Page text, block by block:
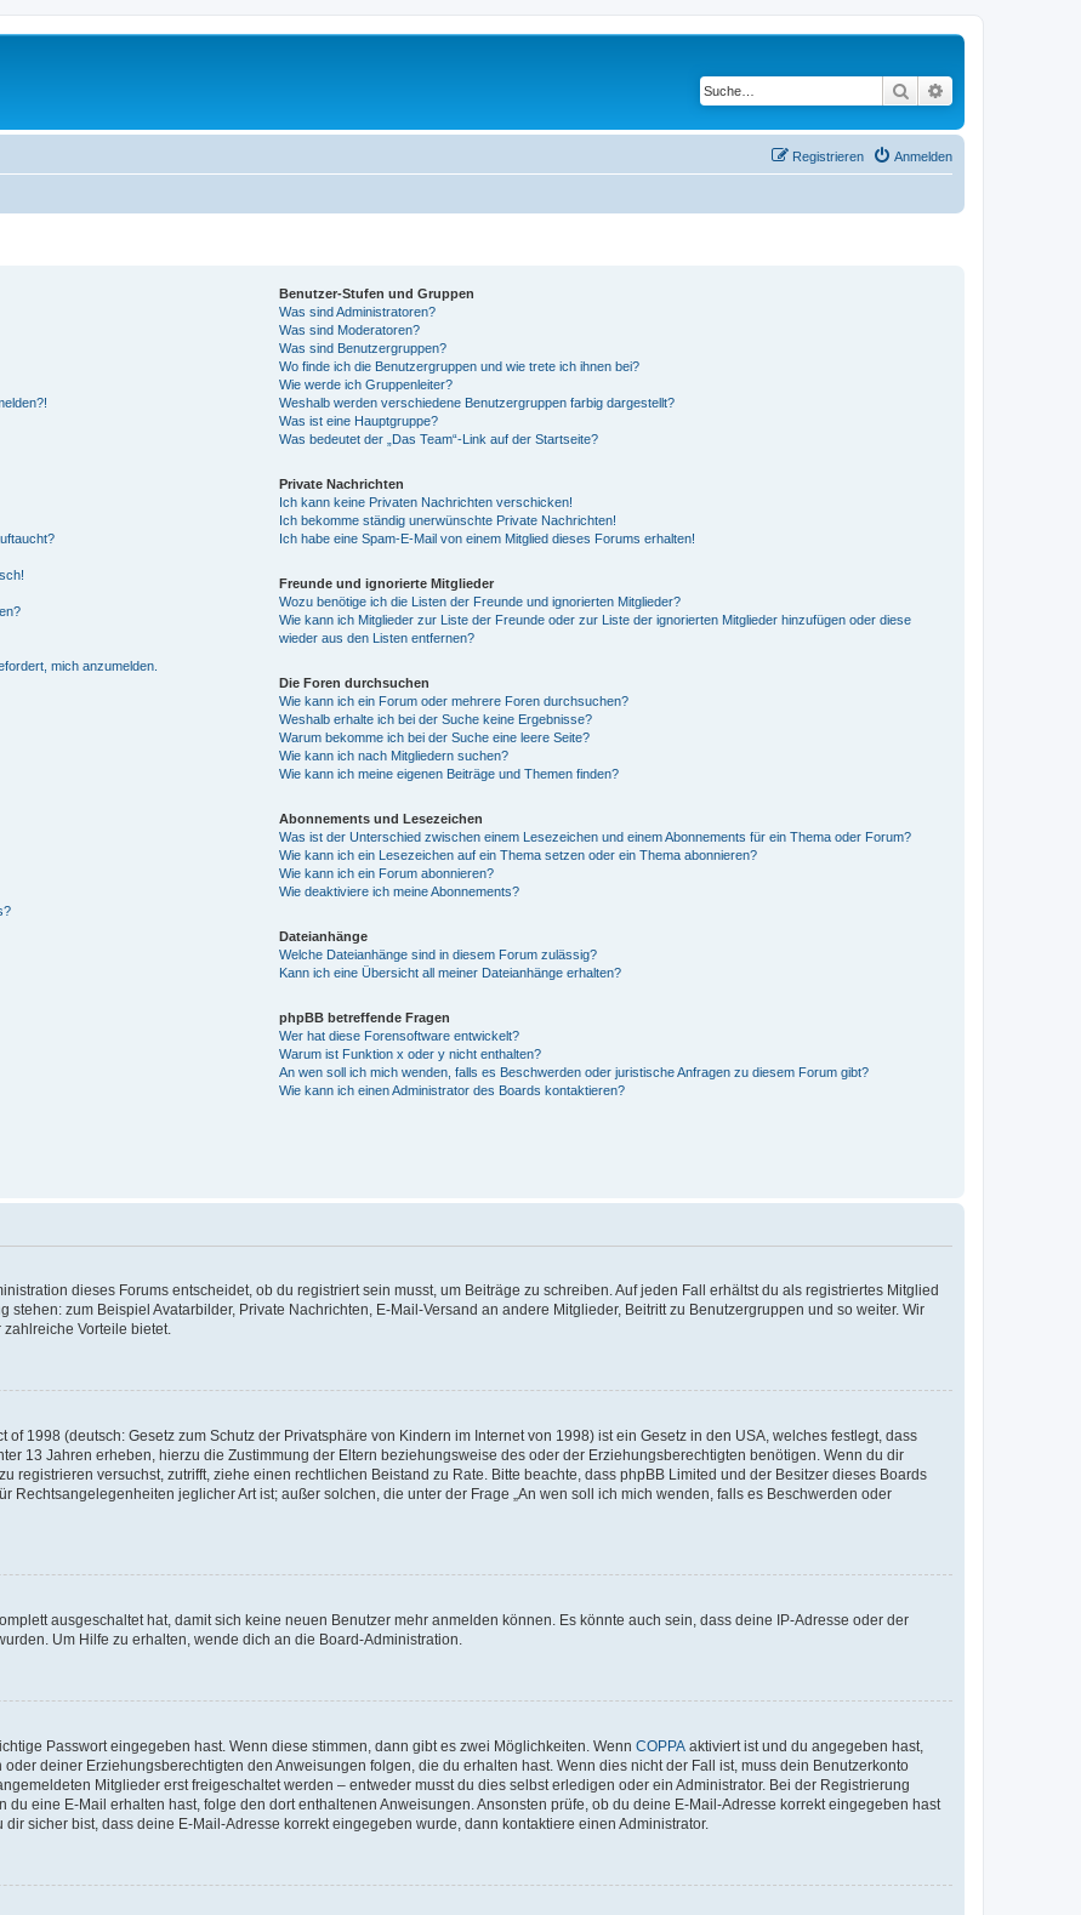
Suche
Anmelden
Registrieren
mich anzumelden.
Benutzer-Stufen und Gruppen
Was sind Administratoren?
Was sind Moderatoren?
Was sind Benutzergruppen?
Wo finde ich die Benutzergruppen und wie trete ich ihnen bei?
Wie werde ich Gruppenleiter?
Weshalb werden verschiedene Benutzergruppen farbig dargestellt?
Was ist eine Hauptgruppe?
Was bedeutet der „Das Team“-Link auf der Startseite?
Private Nachrichten
Ich kann keine Privaten Nachrichten verschicken!
Ich bekomme ständig unerwünschte Private Nachrichten!
Ich habe eine Spam-E-Mail von einem Mitglied dieses Forums erhalten!
Freunde und ignorierte Mitglieder
Wozu benötige ich die Listen der Freunde und ignorierten Mitglieder?
Wie kann ich Mitglieder zur Liste der Freunde oder zur Liste der ignorierten Mitglieder hinzufügen oder diese
wieder aus den Listen entfernen?
Die Foren durchsuchen
Wie kann ich ein Forum oder mehrere Foren durchsuchen?
Weshalb erhalte ich bei der Suche keine Ergebnisse?
Warum bekomme ich bei der Suche eine leere Seite?
Wie kann ich nach Mitgliedern suchen?
Wie kann ich meine eigenen Beiträge und Themen finden?
Abonnements und Lesezeichen
Was ist der Unterschied zwischen einem Lesezeichen und einem Abonnements für ein Thema oder Forum?
Wie kann ich ein Lesezeichen auf ein Thema setzen oder ein Thema abonnieren?
Wie kann ich ein Forum abonnieren?
Wie deaktiviere ich meine Abonnements?
Dateianhänge
Welche Dateianhänge sind in diesem Forum zulässig?
Kann ich eine Übersicht all meiner Dateianhänge erhalten?
phpBB betreffende Fragen
Wer hat diese Forensoftware entwickelt?
Warum ist Funktion x oder y nicht enthalten?
An wen soll ich mich wenden, falls es Beschwerden oder juristische Anfragen zu diesem Forum gibt?
Wie kann ich einen Administrator des Boards kontaktieren?
dieses Forums entscheidet, ob du registriert sein musst, um Beiträge zu schreiben. Auf jeden Fall erhältst du als registriertes Mitglied
stehen: zum Beispiel Avatarbilder, Private Nachrichten, E-Mail-Versand an andere Mitglieder, Beitritt zu Benutzergruppen und so weiter. Wir
Vorteile bietet.
of 1998 (deutsch: Gesetz zum Schutz der Privatsphäre von Kindern im Internet von 1998) ist ein Gesetz in den USA, welches festlegt, dass
13 Jahren erheben, hierzu die Zustimmung der Eltern beziehungsweise des oder der Erziehungsberechtigten benötigen. Wenn du dir
registrieren versuchst, zutrifft, ziehe einen rechtlichen Beistand zu Rate. Bitte beachte, dass phpBB Limited und der Besitzer dieses Boards
Rechtsangelegenheiten jeglicher Art ist; außer solchen, die unter der Frage „An wen soll ich mich wenden, falls es Beschwerden oder
ausgeschaltet hat, damit sich keine neuen Benutzer mehr anmelden können. Es könnte auch sein, dass deine IP-Adresse oder der
Um Hilfe zu erhalten, wende dich an die Board-Administration.
Passwort eingegeben hast. Wenn diese stimmen, dann gibt es zwei Möglichkeiten. Wenn COPPA aktiviert ist und du angegeben hast,
deiner Erziehungsberechtigten den Anweisungen folgen, die du erhalten hast. Wenn dies nicht der Fall ist, muss dein Benutzerkonto
Mitglieder erst freigeschaltet werden – entweder musst du dies selbst erledigen oder ein Administrator. Bei der Registrierung
eine E-Mail erhalten hast, folge den dort enthaltenen Anweisungen. Ansonsten prüfe, ob du deine E-Mail-Adresse korrekt eingegeben hast
sicher bist, dass deine E-Mail-Adresse korrekt eingegeben wurde, dann kontaktiere einen Administrator.